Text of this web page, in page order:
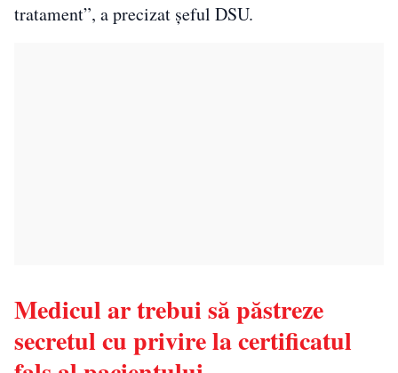
tratament”, a precizat şeful DSU.
Medicul ar trebui să păstreze
secretul cu privire la certificatul